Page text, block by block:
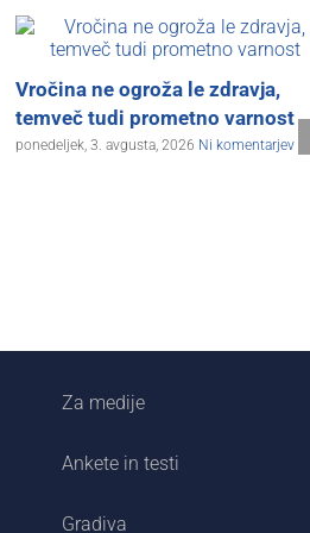
Vročina ne ogroža le zdravja,
temveč tudi prometno varnost
ponedeljek, 3. avgusta, 2026 Ni komentarjev
Za medije
Ankete in testi
Gradiva